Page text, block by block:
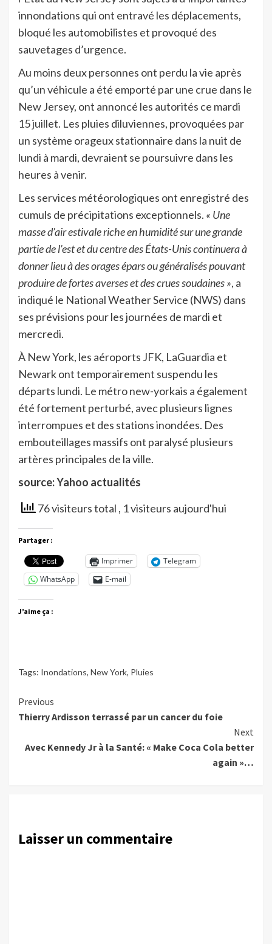
innondations qui ont entravé les déplacements,
bloqué les automobilistes et provoqué des
sauvetages d’urgence.
Au moins deux personnes ont perdu la vie après
qu’un véhicule a été emporté par une crue dans le
New Jersey, ont annoncé les autorités ce mardi
15 juillet. Les pluies diluviennes, provoquées par
un système orageux stationnaire dans la nuit de
lundi à mardi, devraient se poursuivre dans les
heures à venir.
Les services météorologiques ont enregistré des
cumuls de précipitations exceptionnels. « Une
masse d’air estivale riche en humidité sur une grande
partie de l’est et du centre des États-Unis continuera à
donner lieu à des orages épars ou généralisés pouvant
produire de fortes averses et des crues soudaines », a
indiqué le National Weather Service (NWS) dans
ses prévisions pour les journées de mardi et
mercredi.
À New York, les aéroports JFK, LaGuardia et
Newark ont temporairement suspendu les
départs lundi. Le métro new-yorkais a également
été fortement perturbé, avec plusieurs lignes
interrompues et des stations inondées. Des
embouteillages massifs ont paralysé plusieurs
artères principales de la ville.
source: Yahoo actualités
76 visiteurs total , 1 visiteurs aujourd'hui
Partager :
Imprimer
Telegram
WhatsApp
E-mail
J’aime ça :
Tags: Inondations, New York, Pluies
Continue
Reading
Previous
Thierry Ardisson terrassé par un cancer du foie
Next
Avec Kennedy Jr à la Santé: « Make Coca Cola better
again »…
Laisser un commentaire